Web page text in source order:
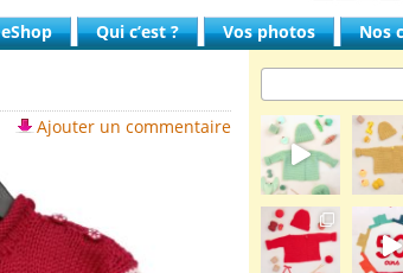
eShop Qui c’est ? Vos photos Nos
Ajouter un commentaire